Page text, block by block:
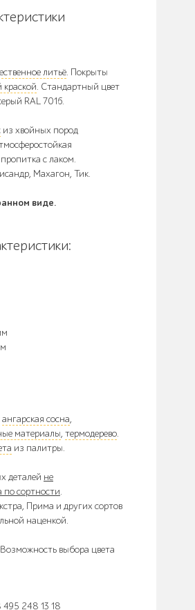
литьё. Покрыты
. Стандартный цвет
RAL 7016.
из хвойных пород
с лаком.
Махагон, Тик.
виде.
ангарская сосна,
материалы, термодерево.
из палитры.
деталей не
по сортности.
Прима и других сортов
наценкой.
Возможность выбора цвета
495 248 13 18